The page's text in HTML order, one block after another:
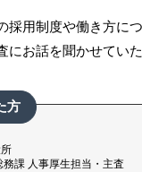
採用制度や働き方に
にお話を聞かせていた
方
務課 人事厚生担当・主査